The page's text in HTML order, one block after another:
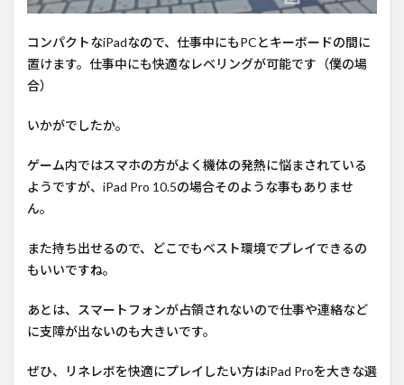
コンパクトなiPadなので、仕事中にもPCとキーボードの間に
置けます。仕事中にも快適なレベリングが可能です（僕の場
合）
いかがでしたか。
ゲーム内ではスマホの方がよく機体の発熱に悩まされている
ようですが、iPad Pro 10.5の場合そのような事もありませ
ん。
また持ち出せるので、どこでもベスト環境でプレイできるの
もいいですね。
あとは、スマートフォンが占領されないので仕事や連絡など
に支障が出ないのも大きいです。
ぜひ、リネレボを快適にプレイしたい方はiPad Proを大きな選